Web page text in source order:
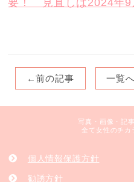
要！ 見直しは2024年9
←前の記事 一覧
写真・画像・記
全て女性のチカ
個人情報保護方針
勧誘方針